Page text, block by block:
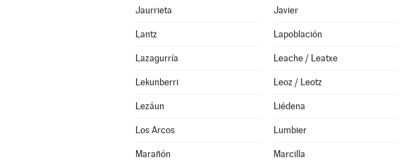
Jaurrieta Javier
Lantz Lapoblación
Lazagurría Leache / Leatxe
Lekunberri Leoz / Leotz
Lezáun Liédena
Los Arcos Lumbier
Marañón Marcilla